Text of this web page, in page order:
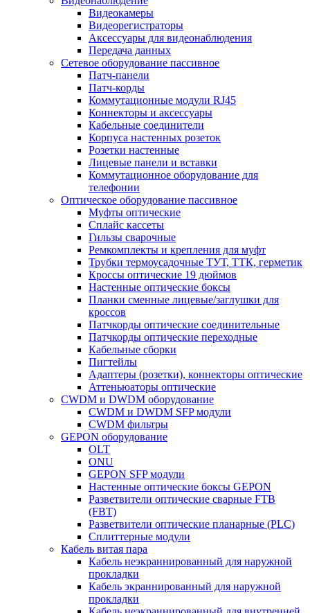
Видеокамеры
Видеорегистраторы
Аксессуары для видеонаблюдения
Передача данных
Сетевое оборудование пассивное
Патч-панели
Патч-корды
Коммутационные модули RJ45
Коннекторы и аксессуары
Кабельные соединители
Корпуса настенных розеток
Розетки настенные
Лицевые панели и вставки
Коммутационное оборудование для
телефонии
Оптическое оборудование пассивное
Муфты оптические
Сплайс кассеты
Гильзы сварочные
Ремкомплекты и крепления для муфт
Трубки термоусадочные ТУТ, ТТК, герметик
Кроссы оптические 19 дюймов
Настенные оптические боксы
Планки сменные лицевые/заглушки для
кроссов
Патчкорды оптические соединительные
Патчкорды оптические переходные
Кабельные сборки
Пигтейлы
Адаптеры (розетки), коннекторы оптические
Аттеньюаторы оптические
CWDM и DWDM оборудование
CWDM и DWDM SFP модули
CWDM фильтры
GEPON оборудование
OLT
ONU
GEPON SFP модули
Настенные оптические боксы GEPON
Разветвители оптические сварные FTB
(FBT)
Разветвители оптические планарные (PLC)
Сплиттерные модули
Кабель витая пара
Кабель неэкраннированный для наружной
прокладки
Кабель экраннированный для наружной
прокладки